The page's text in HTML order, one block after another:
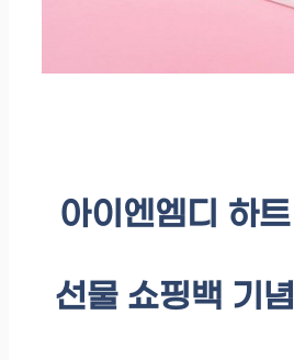
아이엔엠디 하트
선물 쇼핑백 기념